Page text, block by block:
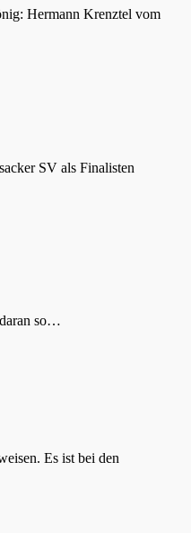
Hermann Krenztel vom
SV als Finalisten
daran so…
Es ist bei den